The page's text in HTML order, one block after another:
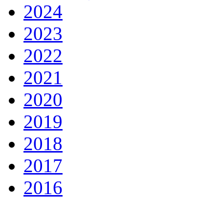
2024
2023
2022
2021
2020
2019
2018
2017
2016